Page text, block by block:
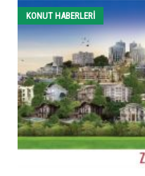
KONUT HABERLERI